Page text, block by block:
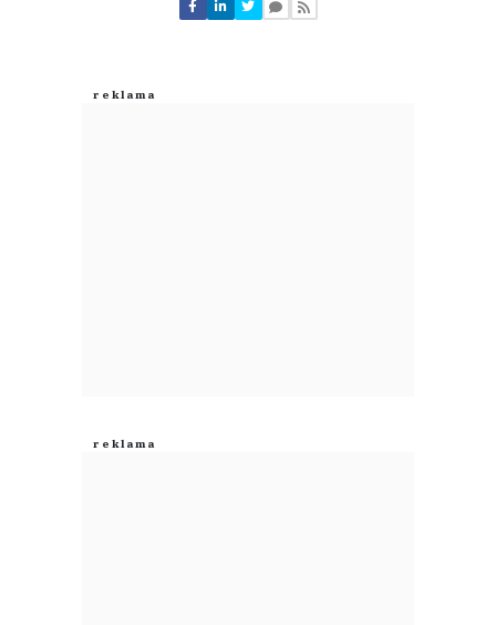
Nie znaleziono komentarzy
Zostaw swoje komentarze